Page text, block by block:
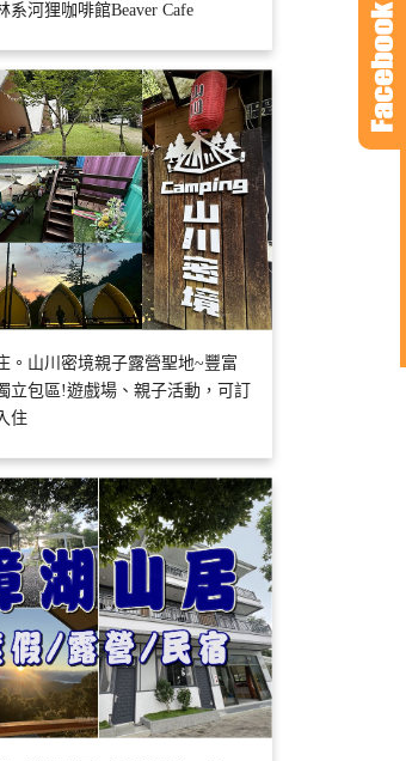
系河狸咖啡館Beaver Cafe
。山川密境親子露營聖地~豐富
立包區!遊戲場、親子活動，可訂
住